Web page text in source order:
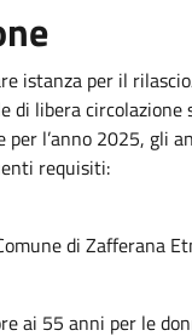
istanza per il
di libera circolazione
per l’anno 2025, gli
requisiti:
di Zafferana
ai 55 anni per le